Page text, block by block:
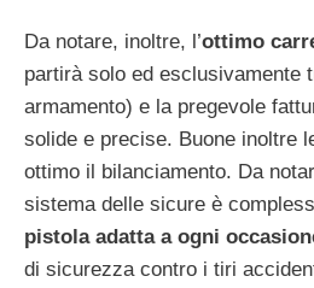
Da notare, inoltre, l’ottimo
partirà solo ed esclusivamente
armamento) e la pregevole
solide e precise. Buone inoltre
ottimo il bilanciamento. Da
sistema delle sicure è
pistola adatta a ogni
di sicurezza contro i tiri